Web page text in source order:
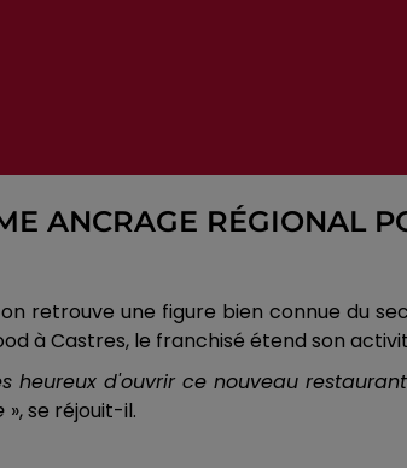
ANCRAGE RÉGIONAL
retrouve une figure bien connue du
à Castres, le franchisé étend son
heureux d'ouvrir ce nouveau
», se réjouit-il.